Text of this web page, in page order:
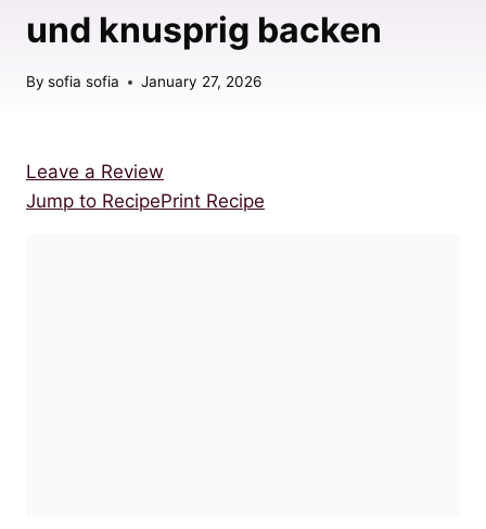
und knusprig backen
By sofia sofia January 27, 2026
Jump to RecipePrint Recipe
Leave a Review